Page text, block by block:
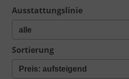
Ausstattungslinie
Sortierung